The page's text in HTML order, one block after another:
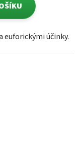
euforickými účinky.